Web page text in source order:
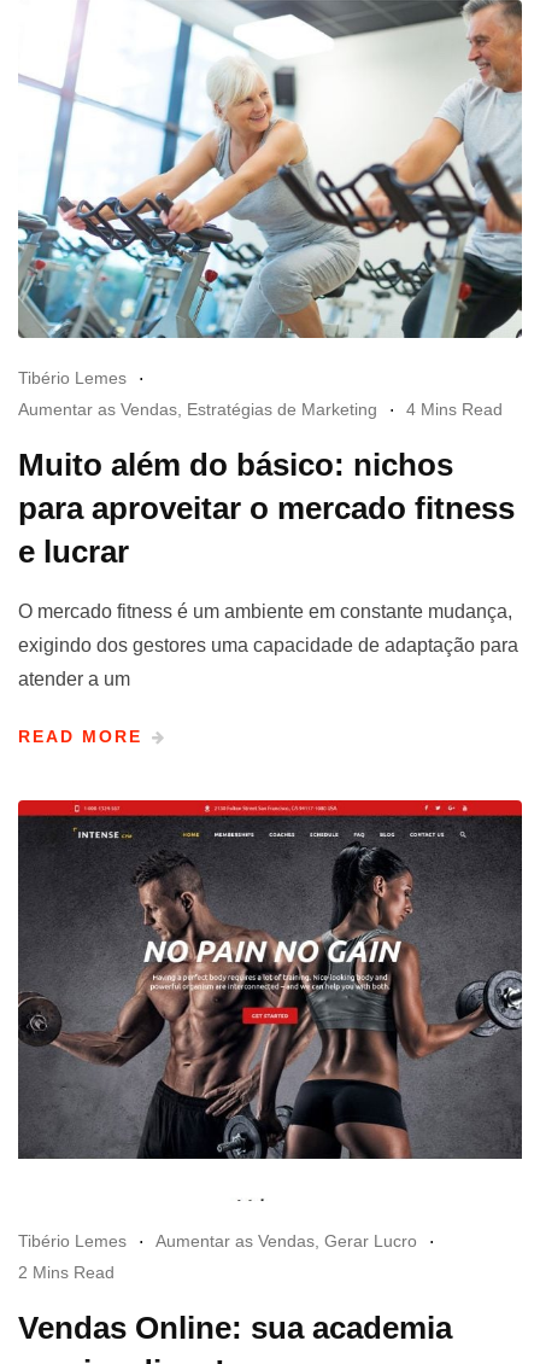
Tibério Lemes
Aumentar as Vendas Estratégias de Marketing 4 Mins Read
Muito além do básico: nichos
para aproveitar o mercado fitness
e lucrar
O mercado fitness é um ambiente em constante mudança,
exigindo dos gestores uma capacidade de adaptação para
atender a um
READ MORE
Tibério Lemes Aumentar as Vendas Gerar Lucro
2 Mins Read
Vendas Online: sua academia